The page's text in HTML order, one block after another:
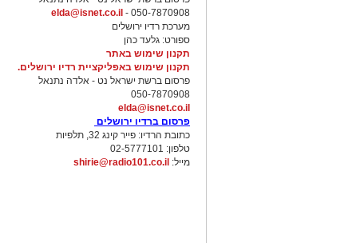
050-7870908 -
elda@isnet.co.il
מערכת רדיו ירושלים
ספורט: גלעד כהן
תקנון שימוש באתר
תקנון שימוש באפליקציית רדיו ירושלים.
פרסום ברשת ישראל נט - אלדה נתנאל
050-7870908
elda@isnet.co.il
פרסום ברדיו ירושלים
כתובת הרדיו: פייר קינג 32, תלפיות
טלפון: 02-5777101
מייל: shirie@radio101.co.il